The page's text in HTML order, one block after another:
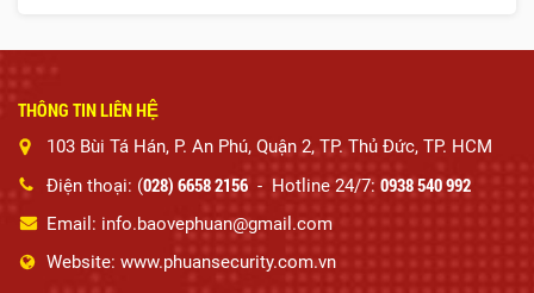
THÔNG TIN LIÊN HỆ
103 Bùi Tá Hán, P. An Phú, Quận 2, TP. Thủ Đức, TP. HCM
Điện thoại: (028) 6658 2156 - Hotline 24/7: 0938 540 992
Email: info.baovephuan@gmail.com
Website: www.phuansecurity.com.vn